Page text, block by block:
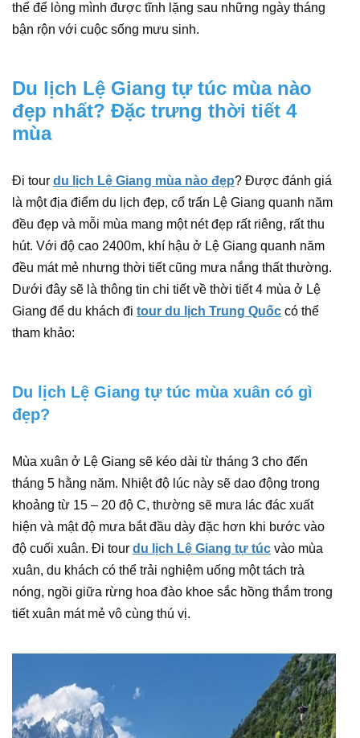
thể để lòng mình được tĩnh lặng sau những ngày tháng
bận rộn với cuộc sống mưu sinh.
Du lịch Lệ Giang tự túc mùa nào
đẹp nhất? Đặc trưng thời tiết 4
mùa
Đi tour du lịch Lệ Giang mùa nào đẹp? Được đánh giá
là một địa điểm du lịch đẹp, cổ trấn Lệ Giang quanh năm
đều đẹp và mỗi mùa mang một nét đẹp rất riêng, rất thu
hút. Với độ cao 2400m, khí hậu ở Lệ Giang quanh năm
đều mát mẻ nhưng thời tiết cũng mưa nắng thất thường.
Dưới đây sẽ là thông tin chi tiết về thời tiết 4 mùa ở Lệ
Giang để du khách đi tour du lịch Trung Quốc có thể
tham khảo:
Du lịch Lệ Giang tự túc mùa xuân có gì
đẹp?
Mùa xuân ở Lệ Giang sẽ kéo dài từ tháng 3 cho đến
tháng 5 hằng năm. Nhiệt độ lúc này sẽ dao động trong
khoảng từ 15 – 20 độ C, thường sẽ mưa lác đác xuất
hiện và mật độ mưa bắt đầu dày đặc hơn khi bước vào
độ cuối xuân. Đi tour du lịch Lệ Giang tự túc vào mùa
xuân, du khách có thể trải nghiệm uống một tách trà
nóng, ngồi giữa rừng hoa đào khoe sắc hồng thắm trong
tiết xuân mát mẻ vô cùng thú vị.